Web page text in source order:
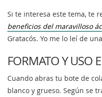
Si te interesa este tema, te
beneficios del maravilloso
Gratacós. Yo me lo leí de
FORMATO Y USO
Cuando abras tu bote de
blanco y grueso. Según se